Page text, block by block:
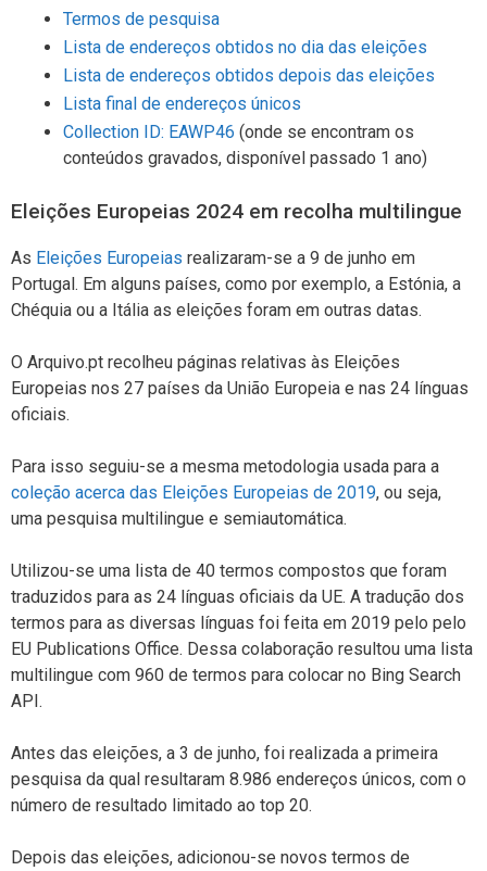
Termos de pesquisa
Lista de endereços obtidos no dia das eleições
Lista de endereços obtidos depois das eleições
Lista final de endereços únicos
Collection ID: EAWP46 (onde se encontram os
conteúdos gravados, disponível passado 1 ano)
Eleições Europeias 2024 em recolha multilingue
As Eleições Europeias realizaram-se a 9 de junho em
Portugal. Em alguns países, como por exemplo, a Estónia, a
Chéquia ou a Itália as eleições foram em outras datas.
O Arquivo.pt recolheu páginas relativas às Eleições
Europeias nos 27 países da União Europeia e nas 24 línguas
oficiais.
Para isso seguiu-se a mesma metodologia usada para a
coleção acerca das Eleições Europeias de 2019, ou seja,
uma pesquisa multilingue e semiautomática.
Utilizou-se uma lista de 40 termos compostos que foram
traduzidos para as 24 línguas oficiais da UE. A tradução dos
termos para as diversas línguas foi feita em 2019 pelo pelo
EU Publications Office. Dessa colaboração resultou uma lista
multilingue com 960 de termos para colocar no Bing Search
API.
Antes das eleições, a 3 de junho, foi realizada a primeira
pesquisa da qual resultaram 8.986 endereços únicos, com o
número de resultado limitado ao top 20.
Depois das eleições, adicionou-se novos termos de